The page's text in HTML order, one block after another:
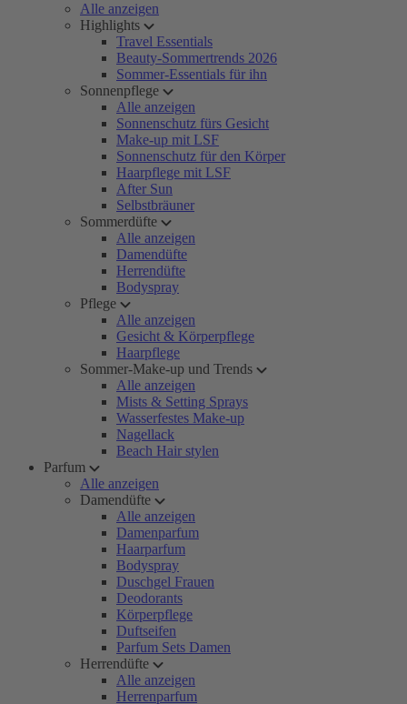
Alle anzeigen
Highlights
Travel Essentials
Beauty-Sommertrends 2026
Sommer-Essentials für ihn
Sonnenpflege
Alle anzeigen
Sonnenschutz fürs Gesicht
Make-up mit LSF
Sonnenschutz für den Körper
Haarpflege mit LSF
After Sun
Selbstbräuner
Sommerdüfte
Alle anzeigen
Damendüfte
Herrendüfte
Bodyspray
Pflege
Alle anzeigen
Gesicht & Körperpflege
Haarpflege
Sommer-Make-up und Trends
Alle anzeigen
Mists & Setting Sprays
Wasserfestes Make-up
Nagellack
Beach Hair stylen
Parfum
Alle anzeigen
Damendüfte
Alle anzeigen
Damenparfum
Haarparfum
Bodyspray
Duschgel Frauen
Deodorants
Körperpflege
Duftseifen
Parfum Sets Damen
Herrendüfte
Alle anzeigen
Herrenparfum